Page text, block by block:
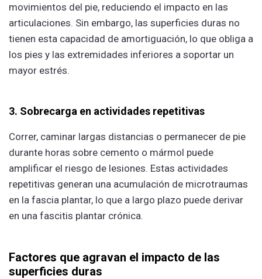
movimientos del pie, reduciendo el impacto en las
articulaciones. Sin embargo, las superficies duras no
tienen esta capacidad de amortiguación, lo que obliga a
los pies y las extremidades inferiores a soportar un
mayor estrés.
3. Sobrecarga en actividades repetitivas
Correr, caminar largas distancias o permanecer de pie
durante horas sobre cemento o mármol puede
amplificar el riesgo de lesiones. Estas actividades
repetitivas generan una acumulación de microtraumas
en la fascia plantar, lo que a largo plazo puede derivar
en una fascitis plantar crónica.
Factores que agravan el impacto de las
superficies duras